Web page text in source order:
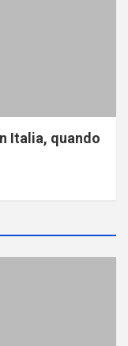
Italia, quando